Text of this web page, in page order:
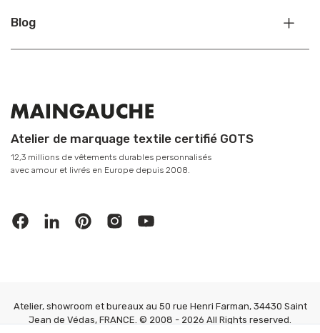
Blog
Atelier de marquage textile certifié GOTS
12,3 millions de vêtements durables personnalisés
avec amour et livrés en Europe depuis 2008.
Atelier, showroom et bureaux au 50 rue Henri Farman, 34430 Saint
Jean de Védas, FRANCE. © 2008 - 2026 All Rights reserved.